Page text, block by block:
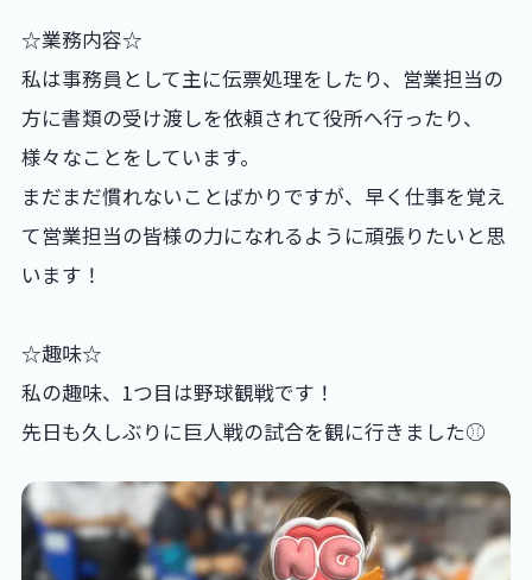
☆業務内容☆
私は事務員として主に伝票処理をしたり、営業担当の
方に書類の受け渡しを依頼されて役所へ行ったり、
様々なことをしています。
まだまだ慣れないことばかりですが、早く仕事を覚え
て営業担当の皆様の力になれるように頑張りたいと思
います！
☆趣味☆
私の趣味、1つ目は野球観戦です！
先日も久しぶりに巨人戦の試合を観に行きました⚾